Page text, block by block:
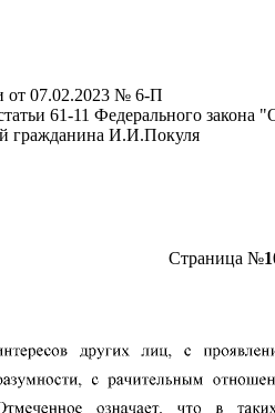
от 07.02.2023 № 6-П
61-11 Федерального
гражданина И.И.Покуля
Страница №